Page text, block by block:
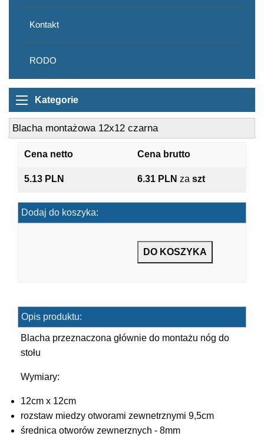
Kontakt
RODO
Kategorie
Blacha montażowa 12x12 czarna
Cena netto Cena brutto
5.13 PLN 6.31 PLN za szt
Dodaj do koszyka:
Opis produktu:
Blacha przeznaczona głównie do montażu nóg do
stołu
Wymiary:
12cm x 12cm
rozstaw miedzy otworami zewnetrznymi 9,5cm
średnica otworów zewnerznych - 8mm